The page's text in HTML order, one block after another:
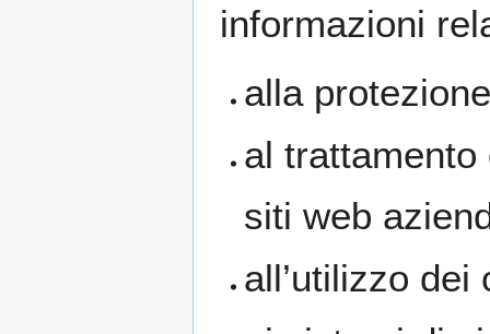
informazioni
alla
al trattamento
siti web
all’utilizzo